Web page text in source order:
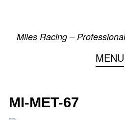
contentMiles Racing –
MENU
MI-MET-67